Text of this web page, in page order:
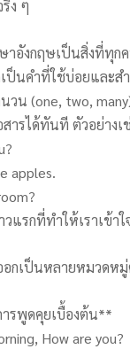
ง ๆ
งกฤษเป็นสิ่งที่ทุกค
นคำที่ใช้บ่อยและส
วน (one, two,
ารได้ทันที ตัวอย่างเ
apples.
แรกที่ทำให้เราเข้า
กเป็นหลายหมวดห
รพูดคุยเบื้องต้น**
How are you?